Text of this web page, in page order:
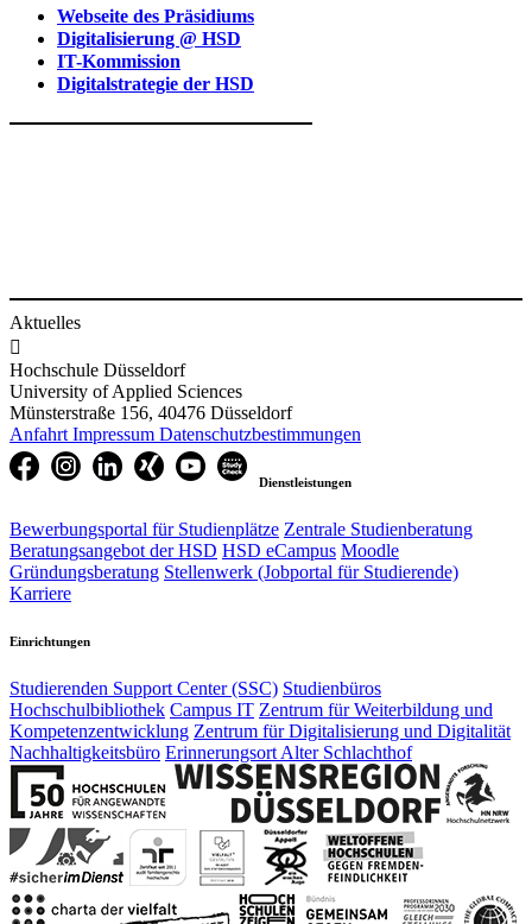
Webseite des Präsidiums
Digitalisierung @ HSD
IT-Kommission
Digitalstrategie der HSD​​​​​​
Aktuelles

Hochschule Düsseldorf
University of Applied Sciences
Münsterstraße 156, 40476 Düsseldorf
Anfahrt Impressum Datenschutzbestimmungen
Dienstleistungen
Bewerbungsportal für Studienplätze Zentrale Studienberatung
Beratungsangebot der HSD HSD eCampus Moodle
Gründungsberatung Stellenwerk (Jobportal für Studierende)
Karriere
Einrichtungen
Studierenden Support Center (SSC) Studienbüros
Hochschulbibliothek Campus IT Zentrum für Weiterbildung und
Kompetenzentwicklung Zentrum für Digitalisierung und Digitalität
Nachhaltigkeitsbüro Erinnerungsort Alter Schlachthof